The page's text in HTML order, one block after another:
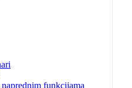
naprednim funkcijama